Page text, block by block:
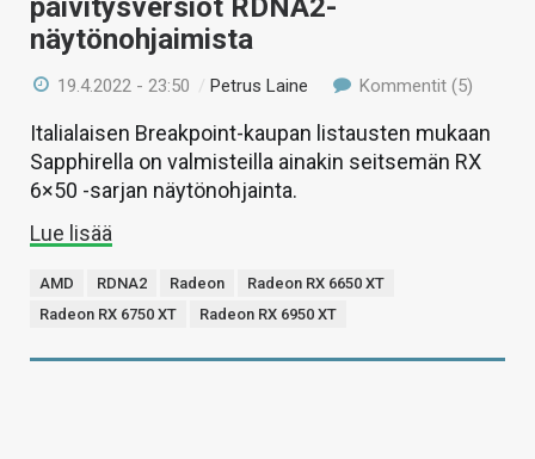
päivitysversiot RDNA2-
näytönohjaimista
19.4.2022 - 23:50 /Petrus Laine Kommentit (5)
Italialaisen Breakpoint-kaupan listausten mukaan
Sapphirella on valmisteilla ainakin seitsemän RX
6×50 -sarjan näytönohjainta.
Lue lisää
AMD RDNA2 Radeon
Radeon RX 6650 XT
Radeon RX 6750 XT
Radeon RX 6950 XT